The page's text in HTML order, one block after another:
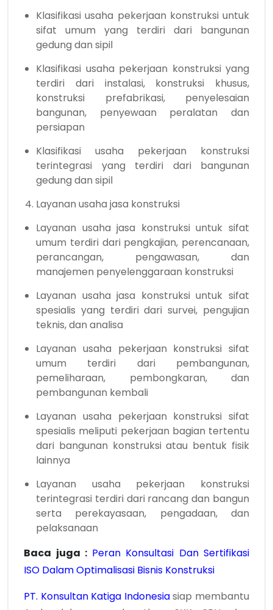
Klasifikasi usaha pekerjaan konstruksi untuk
sifat umum yang terdiri dari bangunan
gedung dan sipil
Klasifikasi usaha pekerjaan konstruksi yang
terdiri dari instalasi, konstruksi khusus,
konstruksi prefabrikasi, penyelesaian
bangunan, penyewaan peralatan dan
persiapan
Klasifikasi usaha pekerjaan konstruksi
terintegrasi yang terdiri dari bangunan
gedung dan sipil
Layanan usaha jasa konstruksi
Layanan usaha jasa konstruksi untuk sifat
umum terdiri dari pengkajian, perencanaan,
perancangan, pengawasan, dan
manajemen penyelenggaraan konstruksi
Layanan usaha jasa konstruksi untuk sifat
spesialis yang terdiri dari survei, pengujian
teknis, dan analisa
Layanan usaha pekerjaan konstruksi sifat
umum terdiri dari pembangunan,
pemeliharaan, pembongkaran, dan
pembangunan kembali
Layanan usaha pekerjaan konstruksi sifat
spesialis meliputi pekerjaan bagian tertentu
dari bangunan konstruksi atau bentuk fisik
lainnya
Layanan usaha pekerjaan konstruksi
terintegrasi terdiri dari rancang dan bangun
serta perekayasaan, pengadaan, dan
pelaksanaan
Baca juga : Peran Konsultasi Dan Sertifikasi
ISO Dalam Optimalisasi Bisnis Konstruksi
PT. Konsultan Katiga Indonesia siap membantu